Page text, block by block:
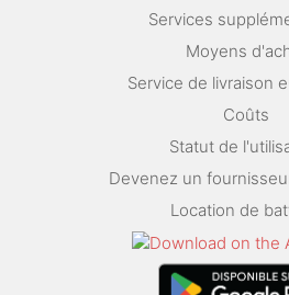
Services
Moyens
Service de livraison
Coûts
Statut de
Devenez un
Location de